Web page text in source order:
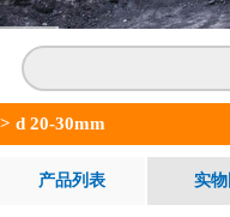
> d 20-30mm
产品列表 实物